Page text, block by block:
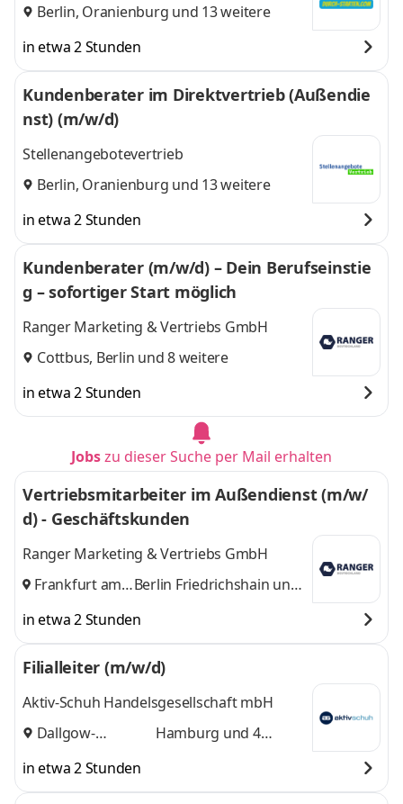
Berlin, Oranienburg und 13 weitere
in etwa 2 Stunden
Kundenberater im Direktvertrieb (Außendie
nst) (m/w/d)
Stellenangebotevertrieb
Berlin, Oranienburg und 13 weitere
in etwa 2 Stunden
Kundenberater (m/w/d) – Dein Berufseinstie
g – sofortiger Start möglich
Ranger Marketing & Vertriebs GmbH
Cottbus, Berlin und 8 weitere
in etwa 2 Stunden
Jobszu dieser Suche per Mail erhalten
Vertriebsmitarbeiter im Außendienst (m/w/
d) - Geschäftskunden
Ranger Marketing & Vertriebs GmbH
Frankfurt am
Berlin Friedrichshain und
in etwa 2 Stunden
Filialleiter (m/w/d)
Aktiv-Schuh Handelsgesellschaft mbH
Dallgow-
Hamburg und 4
in etwa 2 Stunden